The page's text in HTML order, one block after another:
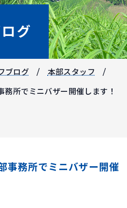
グ
ブログ 本部スタッフ
務所でミニバザー開催します！
事務所でミニバザー開催